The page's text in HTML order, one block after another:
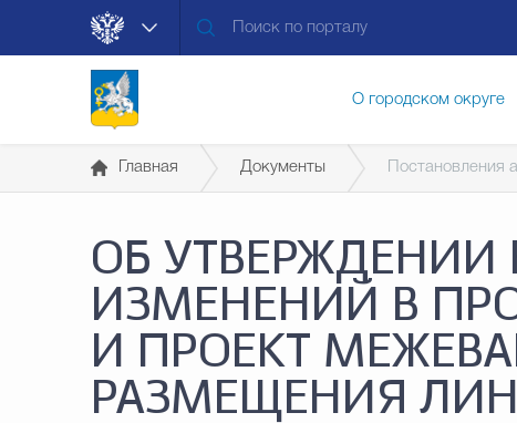
О городском округе
Муниципальные
Общественная
Главная Документы Постановления
ОБ УТВЕРЖДЕНИИ
ИЗМЕНЕНИЙ В
И ПРОЕКТ
РАЗМЕЩЕНИЯ